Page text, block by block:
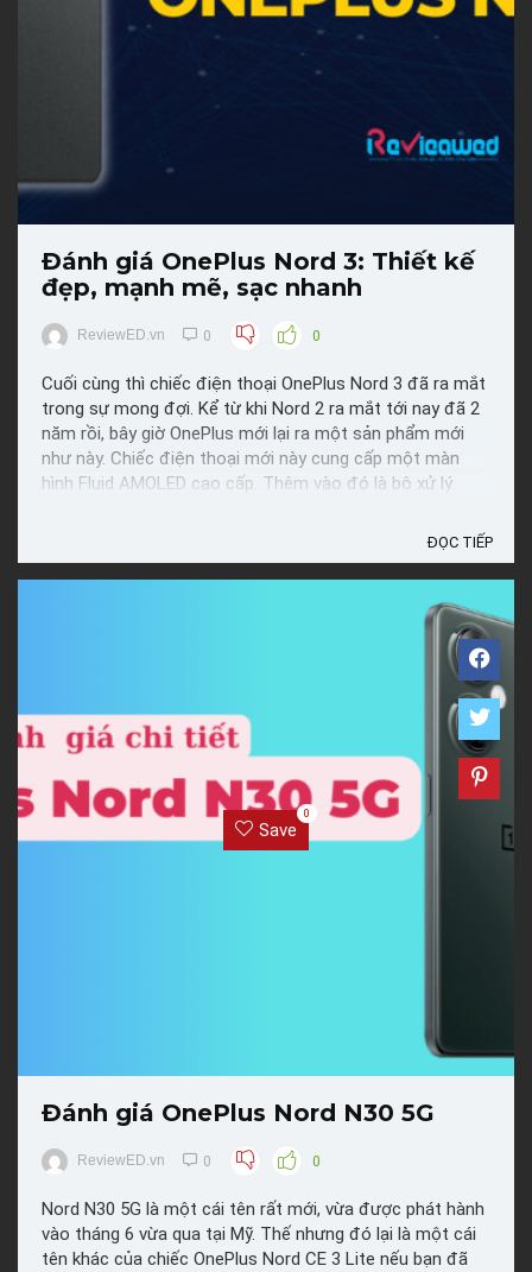
Đánh giá OnePlus Nord 3: Thiết kế
đẹp, mạnh mẽ, sạc nhanh
ReviewED.vn 0 0
Cuối cùng thì chiếc điện thoại OnePlus Nord 3 đã ra mắt
trong sự mong đợi. Kể từ khi Nord 2 ra mắt tới nay đã 2
năm rồi, bây giờ OnePlus mới lại ra một sản phẩm mới
như này. Chiếc điện thoại mới này cung cấp một màn
hình Fluid AMOLED cao cấp. Thêm vào đó là bộ xử lý
ĐỌC TIẾP
Save
0
Đánh giá OnePlus Nord N30 5G
ReviewED.vn 0 0
Nord N30 5G là một cái tên rất mới, vừa được phát hành
vào tháng 6 vừa qua tại Mỹ. Thế nhưng đó lại là một cái
tên khác của chiếc OnePlus Nord CE 3 Lite nếu bạn đã